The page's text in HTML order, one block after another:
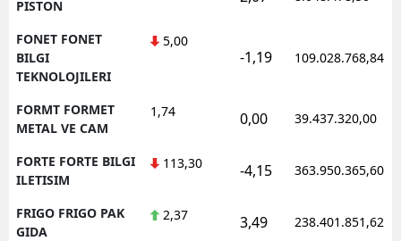
PISTON
FONET FONET
BILGI
TEKNOLOJILERI
5,00
-1,19 109.028.768,84
FORMT FORMET
METAL VE CAM
1,74 0,00 39.437.320,00
FORTE FORTE BILGI
ILETISIM
113,30 -4,15 363.950.365,60
FRIGO FRIGO PAK
GIDA
2,37 3,49 238.401.851,62